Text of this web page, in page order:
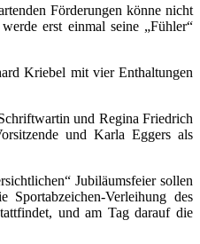
Förderungen könne nicht
erst einmal seine „Fühler“
Kriebel mit vier Enthaltungen
und Regina Friedrich
und Karla Eggers als
Jubiläumsfeier sollen
Verleihung des
und am Tag darauf die